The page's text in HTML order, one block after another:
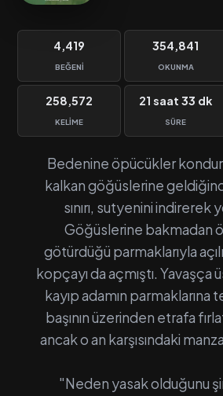
4,419
BEĞENI
354,841
OKUNMA
258,572
KELIME
21 saat 33 dk
SÜRE
Bedenine öpücükler
kalkan göğüslerine
sınırı, sutyenini indirerek
Göğüslerine bakmadan
götürdüğü parmaklarıyla
kopçayı da açmıştı. Yavaşça
kayıp adamın parmaklarına
başının üzerinden etrafa
ancak o an karşısındaki
"Neden yasak olduğunu